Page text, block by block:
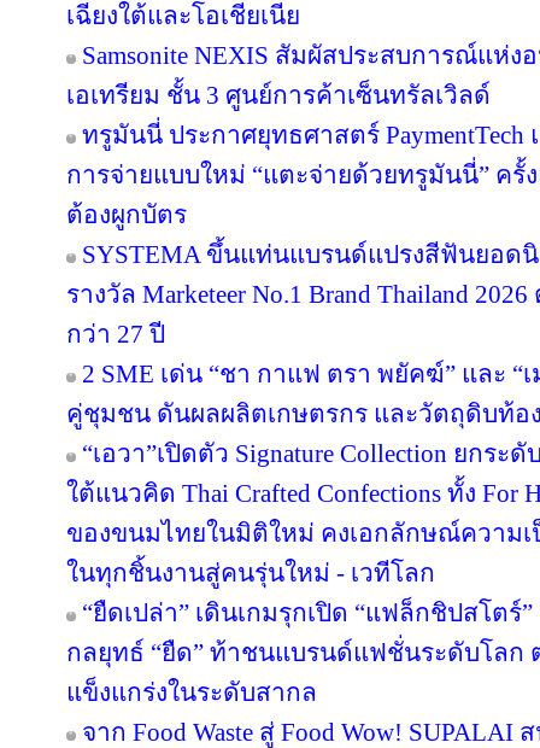
เฉียงใต้และโอเชียเนีย
Samsonite NEXIS สัมผัสประสบการณ์แห่
เอเทรียม ชั้น 3 ศูนย์การค้าเซ็นทรัลเวิลด์
ทรูมันนี่ ประกาศยุทธศาสตร์
การจ่ายแบบใหม่ “แตะจ่ายด้วยทรูมันนี่” ครั้
ต้องผูกบัตร
SYSTEMA ขึ้นแท่นแบรนด์แปรงสีฟันยอด
รางวัล Marketeer No.1 Brand Thailand
กว่า 27 ปี
2 SME เด่น “ชา กาแฟ ตรา พยัคฆ์” และ
คู่ชุมชน ดันผลผลิตเกษตรกร และวัตถุดิบท้อ
“เอวา”เปิดตัว Signature Collection ยกร
ใต้แนวคิด Thai Crafted Confections ทั้ง For
ของขนมไทยในมิติใหม่ คงเอกลักษณ์ความ
ในทุกชิ้นงานสู่คนรุ่นใหม่ - เวทีโลก
“ยืดเปล่า” เดินเกมรุกเปิด “แฟล็กชิปสโต
กลยุทธ์ “ยืด” ท้าชนแบรนด์แฟชั่นระดับโลก
แข็งแกร่งในระดับสากล
จาก Food Waste สู่ Food Wow! SUPALAI